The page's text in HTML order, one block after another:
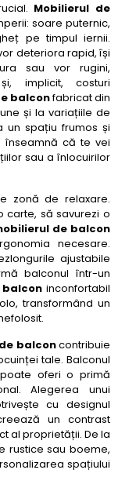
Tyrie
Sheppard
Outdoor
Copenhagen
Stoltz
Doctor
Mobilierul de
soare puternic,
pe timpul iernii.
deteriora rapid, își
sau vor rugini,
implicit, costuri
balconfabricat din
și la variațiile de
un spațiu frumos și
înseamnă că te vei
sau a înlocuirilor
zonă de relaxare.
carte, să savurezi o
de balcon
necesare.
ajustabile
balconul într-un
inconfortabil
transformând un
balconcontribuie
tale. Balconul
oferi o primă
Alegerea unui
cu designul
un contrast
al proprietății. De la
rustice sau boeme,
spațiului